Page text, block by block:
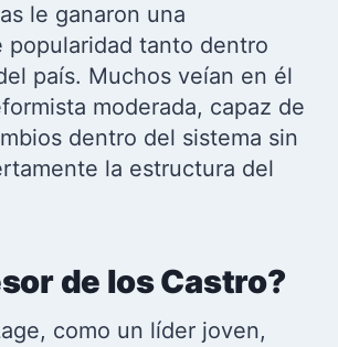
le ganaron una
popularidad tanto dentro
país. Muchos veían en él
moderada, capaz de
dentro del sistema sin
la estructura del
de los Castro?
como un líder joven,